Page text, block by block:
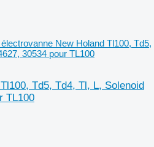
électrovanne New Holand Tl100, Td5,
30534 pour TL100
Td5, Td4, Tl, L, Solenoid
TL100